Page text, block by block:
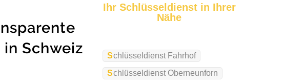
Schweiz
Ihr Schlüsseldienst in Ihrer
Nähe
Schlüsseldienst Fahrhof
Schlüsseldienst Oberneunforn